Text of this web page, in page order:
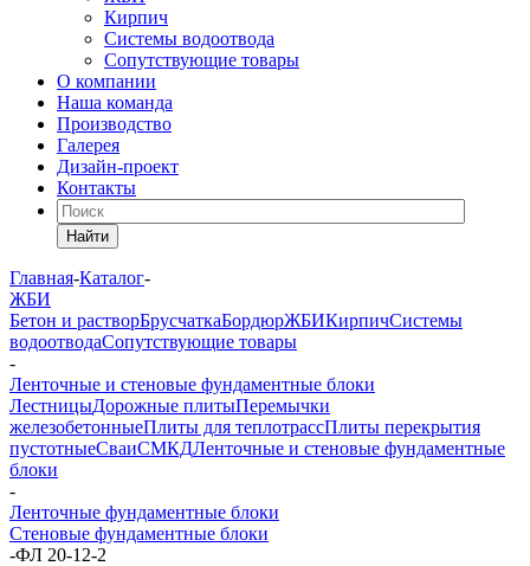
Кирпич
Системы водоотвода
Сопутствующие товары
О компании
Наша команда
Производство
Галерея
Дизайн-проект
Контакты
Найти
Главная-Каталог-
ЖБИ
Бетон и растворБрусчаткаБордюрЖБИКирпичСистемы
водоотводаСопутствующие товары
-
Ленточные и стеновые фундаментные блоки
ЛестницыДорожные плитыПеремычки
железобетонныеПлиты для теплотрассПлиты перекрытия
пустотныеСваиСМКДЛенточные и стеновые фундаментные
блоки
-
Ленточные фундаментные блоки
Стеновые фундаментные блоки
-ФЛ 20-12-2